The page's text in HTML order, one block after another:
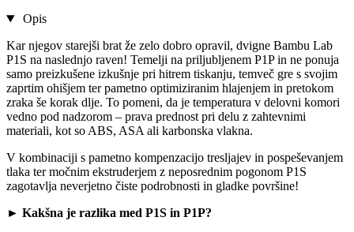
Opis
Kar njegov starejši brat že zelo dobro opravil, dvigne Bambu Lab
P1S na naslednjo raven! Temelji na priljubljenem P1P in ne ponuja
samo preizkušene izkušnje pri hitrem tiskanju, temveč gre s svojim
zaprtim ohišjem ter pametno optimiziranim hlajenjem in pretokom
zraka še korak dlje. To pomeni, da je temperatura v delovni komori
vedno pod nadzorom – prava prednost pri delu z zahtevnimi
materiali, kot so ABS, ASA ali karbonska vlakna.
V kombinaciji s pametno kompenzacijo tresljajev in pospeševanjem
tlaka ter močnim ekstruderjem z neposrednim pogonom P1S
zagotavlja neverjetno čiste podrobnosti in gladke površine!
► Kakšna je razlika med P1S in P1P?